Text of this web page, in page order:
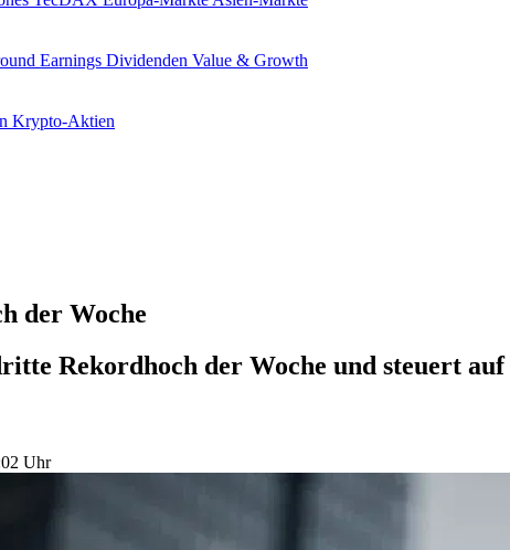
Earnings Dividenden Value & Growth
Krypto-Aktien
der Woche
Rekordhoch der Woche und steuert
Uhr